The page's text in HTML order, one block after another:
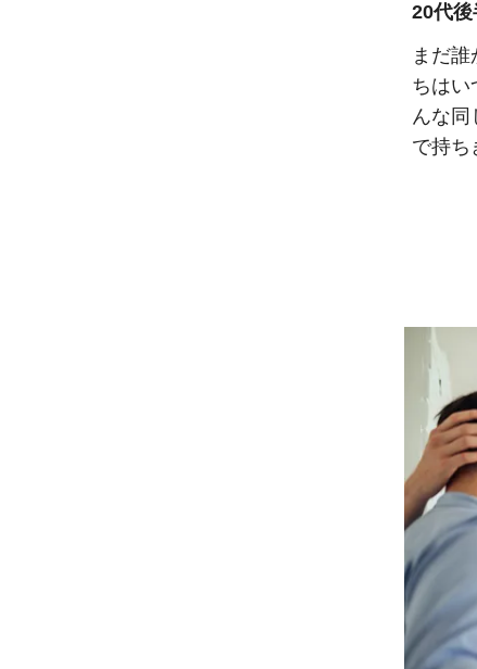
20代後
まだ
ちはい
んな同
で持ち